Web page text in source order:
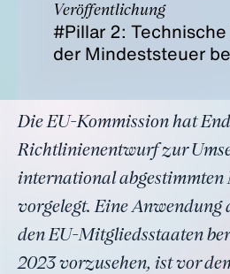
Veröffentlichung
#Pillar 2:
der Mindeststeuer
Die EU-Kommission hat
Richtlinienentwurf zur
international abgestimmten
vorgelegt. Eine Anwendung
den EU-Mitgliedsstaaten
2023 vorzusehen, ist vor